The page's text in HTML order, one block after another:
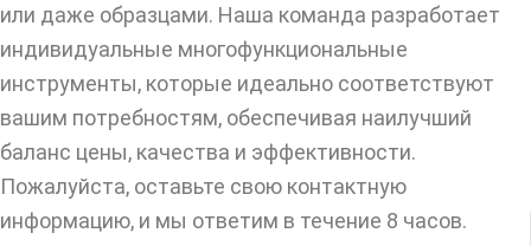
или даже образцами. Наша команда разработает
индивидуальные многофункциональные
инструменты, которые идеально соответствуют
вашим потребностям, обеспечивая наилучший
баланс цены, качества и эффективности.
Пожалуйста, оставьте свою контактную
информацию, и мы ответим в течение 8 часов.